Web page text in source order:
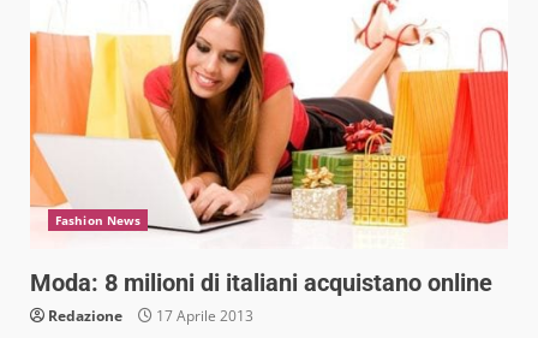
Fashion News
Moda: 8 milioni di italiani acquistano online
Redazione 17 Aprile 2013